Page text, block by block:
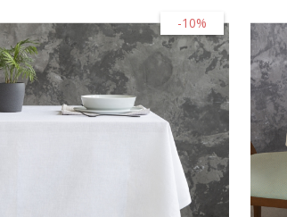
-10%